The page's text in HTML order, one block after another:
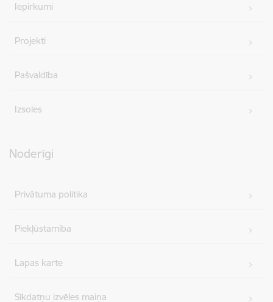
Iepirkumi
Projekti
Pašvaldība
Izsoles
Noderīgi
Privātuma politika
Piekļūstamība
Lapas karte
Sīkdatņu izvēles maiņa